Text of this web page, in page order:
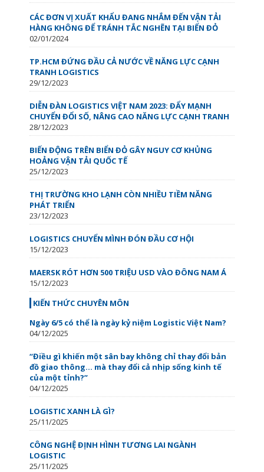
CÁC ĐƠN VỊ XUẤT KHẨU ĐANG NHẮM ĐẾN VẬN TẢI
HÀNG KHÔNG ĐỂ TRÁNH TẮC NGHẼN TẠI BIỂN ĐỎ
02/01/2024
TP.HCM ĐỨNG ĐẦU CẢ NƯỚC VỀ NĂNG LỰC CẠNH
TRANH LOGISTICS
29/12/2023
DIỄN ĐÀN LOGISTICS VIỆT NAM 2023: ĐẨY MẠNH
CHUYỂN ĐỔI SỐ, NÂNG CAO NĂNG LỰC CẠNH TRANH
28/12/2023
BIẾN ĐỘNG TRÊN BIỂN ĐỎ GÂY NGUY CƠ KHỦNG
HOẢNG VẬN TẢI QUỐC TẾ
25/12/2023
THỊ TRƯỜNG KHO LẠNH CÒN NHIỀU TIỀM NĂNG
PHÁT TRIỂN
23/12/2023
LOGISTICS CHUYỂN MÌNH ĐÓN ĐẦU CƠ HỘI
15/12/2023
MAERSK RÓT HƠN 500 TRIỆU USD VÀO ĐÔNG NAM Á
15/12/2023
KIẾN THỨC CHUYÊN MÔN
Ngày 6/5 có thể là ngày kỷ niệm Logistic Việt Nam?
04/12/2025
“Điều gì khiến một sân bay không chỉ thay đổi bản
đồ giao thông… mà thay đổi cả nhịp sống kinh tế
của một tỉnh?”
04/12/2025
LOGISTIC XANH LÀ GÌ?
25/11/2025
CÔNG NGHỆ ĐỊNH HÌNH TƯƠNG LAI NGÀNH
LOGISTIC
25/11/2025